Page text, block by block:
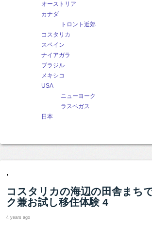
オーストリア
カナダ
トロント近郊
コスタリカ
スペイン
ナイアガラ
ブラジル
メキシコ
USA
ニューヨーク
ラスベガス
日本
,
コスタリカの海辺の田舎まち
ク兼お試し移住体験 4
4 years ago